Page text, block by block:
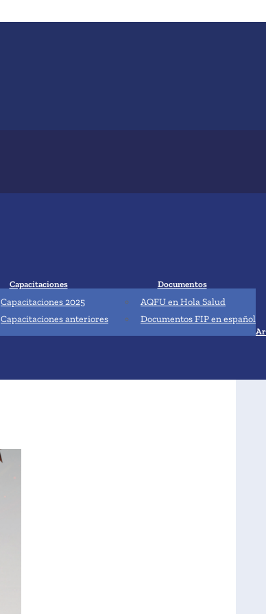
Capacitaciones
Capacitaciones 2025
Capacitaciones anteriores
Documentos
AQFU en Hola Salud
Documentos FIP en español